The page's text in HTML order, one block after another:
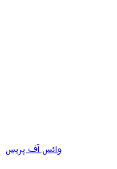
وائس آف پریس